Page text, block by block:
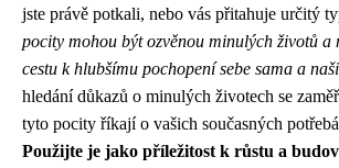
jste právě potkali, nebo vás přitahuje určitý
pocity mohou být ozvěnou minulých životů a
cestu k hlubšímu pochopení sebe sama a
hledání důkazů o minulých životech se
tyto pocity říkají o vašich současných
Použijte je jako příležitost k růstu a